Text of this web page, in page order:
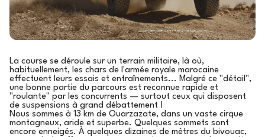
La course se déroule sur un terrain militaire, là où,
habituellement, les chars de l'armée royale marocaine
effectuent leurs essais et entraînements... Malgré ce "détail",
une bonne partie du parcours est reconnue rapide et
"roulante" par les concurrents — surtout ceux qui disposent
de suspensions à grand débattement !
Nous sommes à 13 km de Ouarzazate, dans un vaste cirque
montagneux, aride et superbe. Quelques sommets sont
encore enneigés. À quelques dizaines de mètres du bivouac,